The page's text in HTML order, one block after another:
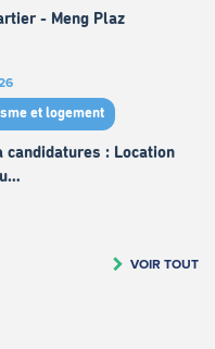
- Meng Plaz
et logement
candidatures : Location
VOIR TOUT